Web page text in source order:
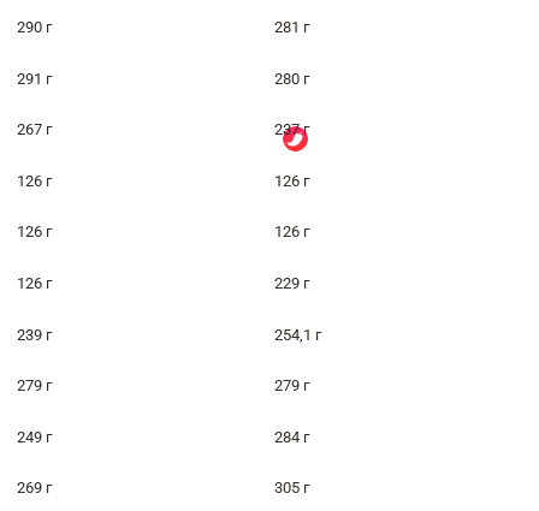
290 г 281 г
291 г 280 г
267 г 237 г
126 г 126 г
126 г 126 г
126 г 229 г
239 г 254,1 г
279 г 279 г
249 г 284 г
269 г 305 г